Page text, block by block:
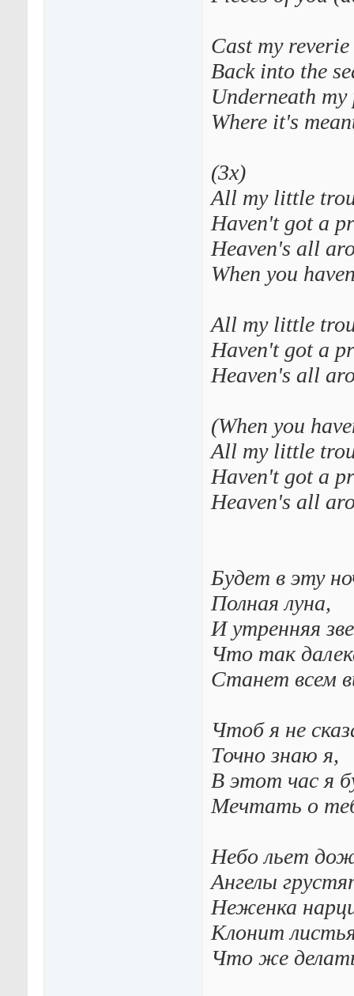
Cast my reverie
Back into the
Underneath
Where it's
(3х)
All my little
Haven't got a
Heaven's all
When you
All my little
Haven't got a
Heaven's all
(When you
All my little
Haven't got a
Heaven's all
Будет в эту
Полная луна,
И утренняя
Что так
Станет всем
Чтоб я не
Точно знаю я,
В этот час я
Мечтать о
Небо льет
Ангелы
Неженка
Клонит
Что же